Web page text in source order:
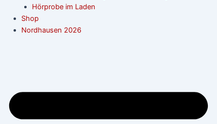
Hörprobe im Laden
Shop
Nordhausen 2026